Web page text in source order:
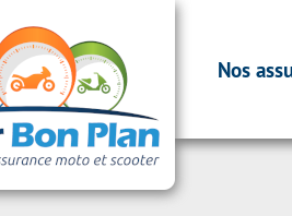
Nos